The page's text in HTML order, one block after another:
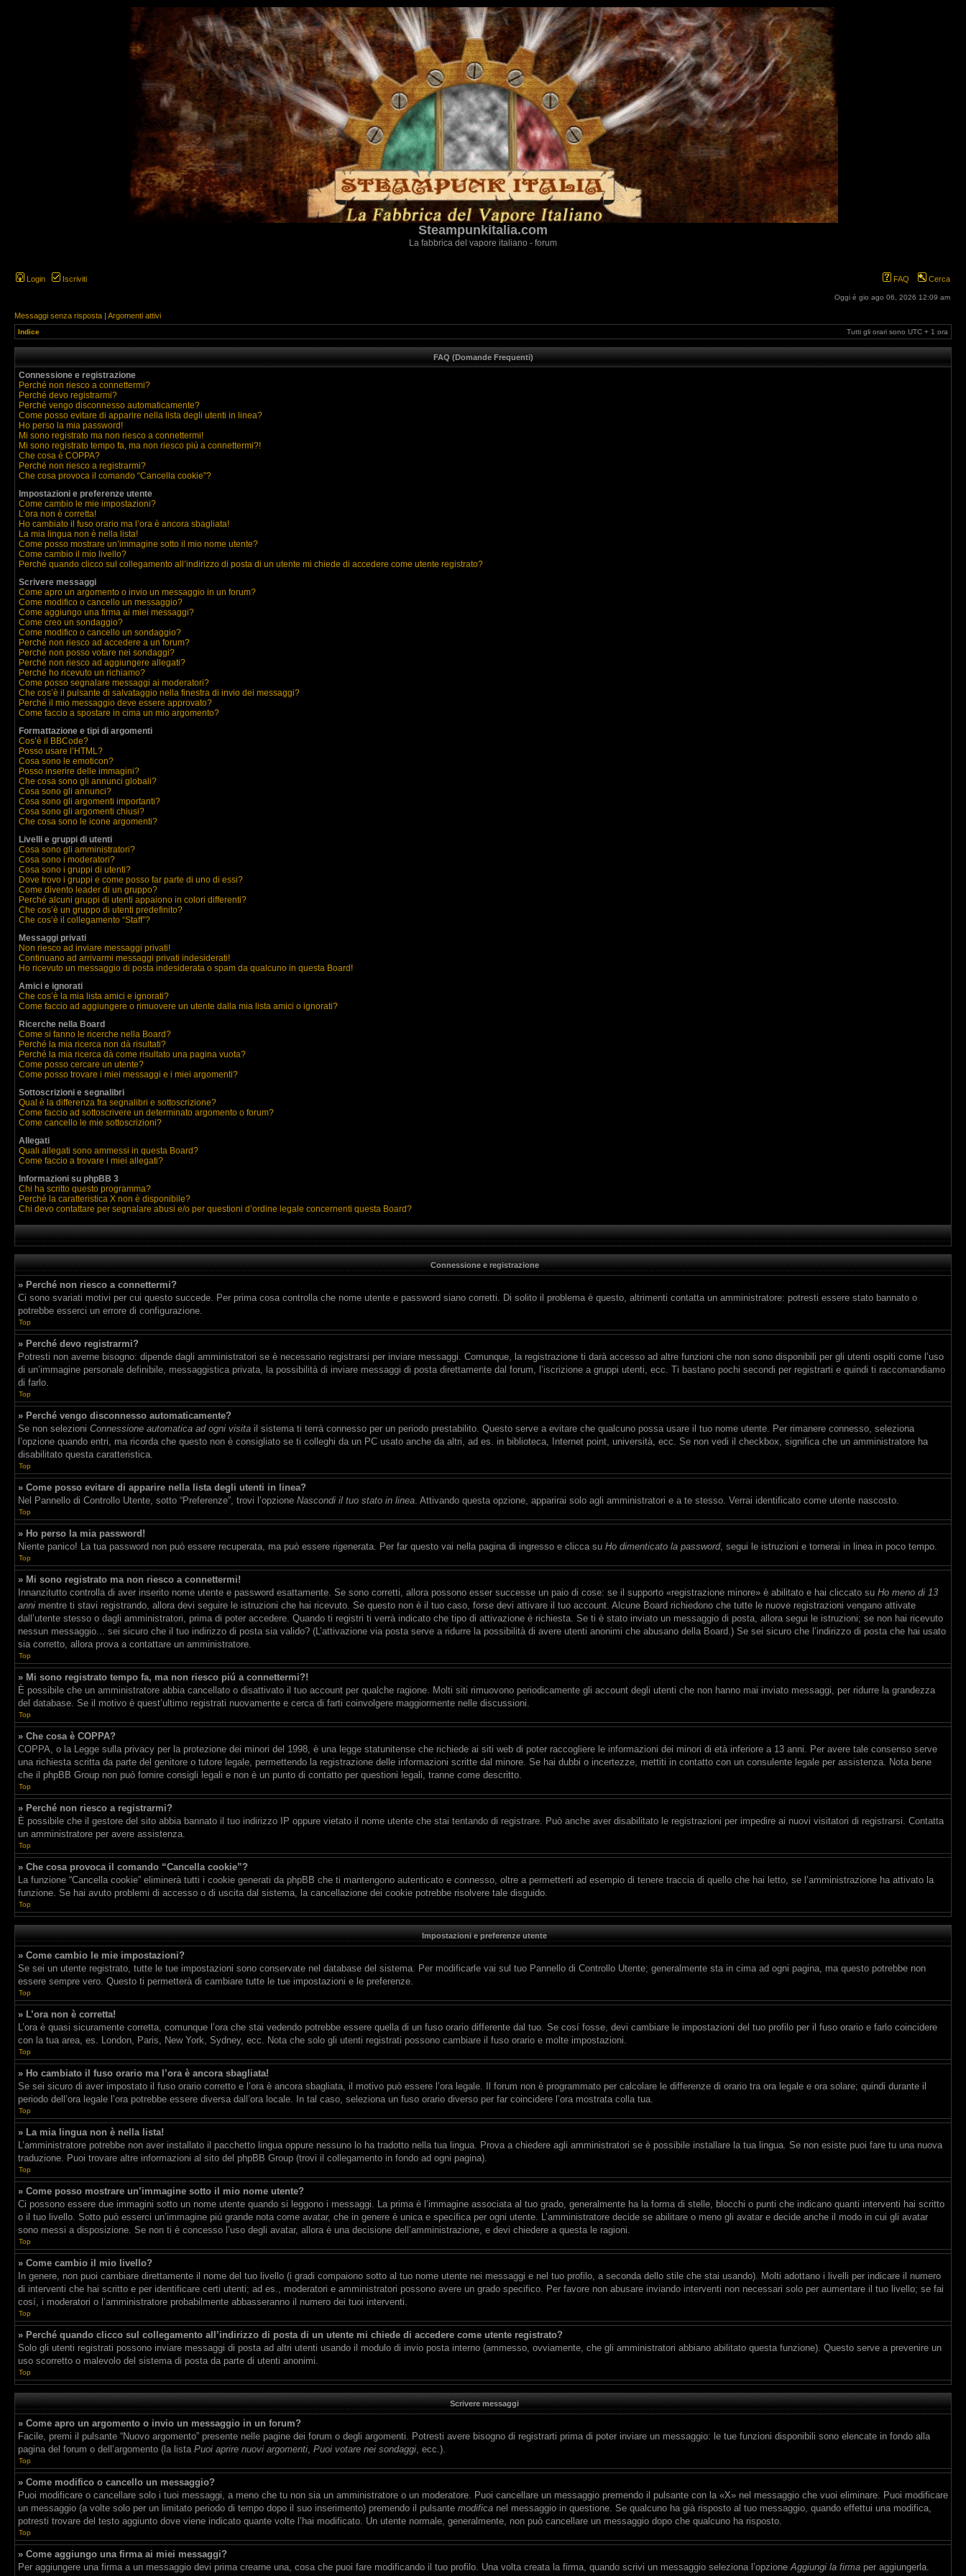
Steampunkitalia.com
La fabbrica del vapore italiano - forum
Login Iscriviti FAQ Cerca
Oggi è gio ago 06, 2026 12:09 am
Messaggi senza risposta | Argomenti attivi
Indice Tutti gli orari sono UTC + 1 ora
FAQ (Domande Frequenti)
Connessione e registrazione
Perché non riesco a connettermi?
Perché devo registrarmi?
Perché vengo disconnesso automaticamente?
Come posso evitare di apparire nella lista degli utenti in linea?
Ho perso la mia password!
Mi sono registrato ma non riesco a connettermi!
Mi sono registrato tempo fa, ma non riesco piú a connettermi?!
Che cosa è COPPA?
Perché non riesco a registrarmi?
Che cosa provoca il comando “Cancella cookie”?
Impostazioni e preferenze utente
Come cambio le mie impostazioni?
L’ora non è corretta!
Ho cambiato il fuso orario ma l’ora è ancora sbagliata!
La mia lingua non è nella lista!
Come posso mostrare un’immagine sotto il mio nome utente?
Come cambio il mio livello?
Perché quando clicco sul collegamento all’indirizzo di posta di un utente mi chiede di accedere come utente registrato?
Scrivere messaggi
Come apro un argomento o invio un messaggio in un forum?
Come modifico o cancello un messaggio?
Come aggiungo una firma ai miei messaggi?
Come creo un sondaggio?
Come modifico o cancello un sondaggio?
Perché non riesco ad accedere a un forum?
Perché non posso votare nei sondaggi?
Perché non riesco ad aggiungere allegati?
Perché ho ricevuto un richiamo?
Come posso segnalare messaggi ai moderatori?
Che cos’è il pulsante di salvataggio nella finestra di invio dei messaggi?
Perché il mio messaggio deve essere approvato?
Come faccio a spostare in cima un mio argomento?
Formattazione e tipi di argomenti
Cos’è il BBCode?
Posso usare l’HTML?
Cosa sono le emoticon?
Posso inserire delle immagini?
Che cosa sono gli annunci globali?
Cosa sono gli annunci?
Cosa sono gli argomenti importanti?
Cosa sono gli argomenti chiusi?
Che cosa sono le icone argomenti?
Livelli e gruppi di utenti
Cosa sono gli amministratori?
Cosa sono i moderatori?
Cosa sono i gruppi di utenti?
Dove trovo i gruppi e come posso far parte di uno di essi?
Come divento leader di un gruppo?
Perché alcuni gruppi di utenti appaiono in colori differenti?
Che cos’è un gruppo di utenti predefinito?
Che cos’è il collegamento “Staff”?
Messaggi privati
Non riesco ad inviare messaggi privati!
Continuano ad arrivarmi messaggi privati indesiderati!
Ho ricevuto un messaggio di posta indesiderata o spam da qualcuno in questa Board!
Amici e ignorati
Che cos’è la mia lista amici e ignorati?
Come faccio ad aggiungere o rimuovere un utente dalla mia lista amici o ignorati?
Ricerche nella Board
Come si fanno le ricerche nella Board?
Perché la mia ricerca non dà risultati?
Perché la mia ricerca dà come risultato una pagina vuota?
Come posso cercare un utente?
Come posso trovare i miei messaggi e i miei argomenti?
Sottoscrizioni e segnalibri
Qual è la differenza fra segnalibri e sottoscrizione?
Come faccio ad sottoscrivere un determinato argomento o forum?
Come cancello le mie sottoscrizioni?
Allegati
Quali allegati sono ammessi in questa Board?
Come faccio a trovare i miei allegati?
Informazioni su phpBB 3
Chi ha scritto questo programma?
Perché la caratteristica X non è disponibile?
Chi devo contattare per segnalare abusi e/o per questioni d’ordine legale concernenti questa Board?
Connessione e registrazione
» Perché non riesco a connettermi?
Ci sono svariati motivi per cui questo succede. Per prima cosa controlla che nome utente e password siano corretti. Di solito il problema è questo, altrimenti contatta un amministratore: potresti essere stato bannato o
potrebbe esserci un errore di configurazione.
Top
» Perché devo registrarmi?
Potresti non averne bisogno: dipende dagli amministratori se è necessario registrarsi per inviare messaggi. Comunque, la registrazione ti darà accesso ad altre funzioni che non sono disponibili per gli utenti ospiti come l’uso
di un’immagine personale definibile, messaggistica privata, la possibilità di inviare messaggi di posta direttamente dal forum, l’iscrizione a gruppi utenti, ecc. Ti bastano pochi secondi per registrarti e quindi ti raccomandiamo
di farlo.
Top
» Perché vengo disconnesso automaticamente?
Se non selezioni Connessione automatica ad ogni visita il sistema ti terrà connesso per un periodo prestabilito. Questo serve a evitare che qualcuno possa usare il tuo nome utente. Per rimanere connesso, seleziona
l’opzione quando entri, ma ricorda che questo non è consigliato se ti colleghi da un PC usato anche da altri, ad es. in biblioteca, Internet point, università, ecc. Se non vedi il checkbox, significa che un amministratore ha
disabilitato questa caratteristica.
Top
» Come posso evitare di apparire nella lista degli utenti in linea?
Nel Pannello di Controllo Utente, sotto “Preferenze”, trovi l’opzione Nascondi il tuo stato in linea. Attivando questa opzione, apparirai solo agli amministratori e a te stesso. Verrai identificato come utente nascosto.
Top
» Ho perso la mia password!
Niente panico! La tua password non può essere recuperata, ma può essere rigenerata. Per far questo vai nella pagina di ingresso e clicca su Ho dimenticato la password, segui le istruzioni e tornerai in linea in poco tempo.
Top
» Mi sono registrato ma non riesco a connettermi!
Innanzitutto controlla di aver inserito nome utente e password esattamente. Se sono corretti, allora possono esser successe un paio di cose: se il supporto «registrazione minore» è abilitato e hai cliccato su Ho meno di 13
anni mentre ti stavi registrando, allora devi seguire le istruzioni che hai ricevuto. Se questo non è il tuo caso, forse devi attivare il tuo account. Alcune Board richiedono che tutte le nuove registrazioni vengano attivate
dall’utente stesso o dagli amministratori, prima di poter accedere. Quando ti registri ti verrà indicato che tipo di attivazione è richiesta. Se ti è stato inviato un messaggio di posta, allora segui le istruzioni; se non hai ricevuto
nessun messaggio... sei sicuro che il tuo indirizzo di posta sia valido? (L’attivazione via posta serve a ridurre la possibilità di avere utenti anonimi che abusano della Board.) Se sei sicuro che l’indirizzo di posta che hai usato
sia corretto, allora prova a contattare un amministratore.
Top
» Mi sono registrato tempo fa, ma non riesco piú a connettermi?!
È possibile che un amministratore abbia cancellato o disattivato il tuo account per qualche ragione. Molti siti rimuovono periodicamente gli account degli utenti che non hanno mai inviato messaggi, per ridurre la grandezza
del database. Se il motivo è quest’ultimo registrati nuovamente e cerca di farti coinvolgere maggiormente nelle discussioni.
Top
» Che cosa è COPPA?
COPPA, o la Legge sulla privacy per la protezione dei minori del 1998, è una legge statunitense che richiede ai siti web di poter raccogliere le informazioni dei minori di età inferiore a 13 anni. Per avere tale consenso serve
una richiesta scritta da parte del genitore o tutore legale, permettendo la registrazione delle informazioni scritte dal minore. Se hai dubbi o incertezze, mettiti in contatto con un consulente legale per assistenza. Nota bene
che il phpBB Group non può fornire consigli legali e non è un punto di contatto per questioni legali, tranne come descritto.
Top
» Perché non riesco a registrarmi?
È possibile che il gestore del sito abbia bannato il tuo indirizzo IP oppure vietato il nome utente che stai tentando di registrare. Può anche aver disabilitato le registrazioni per impedire ai nuovi visitatori di registrarsi. Contatta
un amministratore per avere assistenza.
Top
» Che cosa provoca il comando “Cancella cookie”?
La funzione “Cancella cookie” eliminerà tutti i cookie generati da phpBB che ti mantengono autenticato e connesso, oltre a permetterti ad esempio di tenere traccia di quello che hai letto, se l’amministrazione ha attivato la
funzione. Se hai avuto problemi di accesso o di uscita dal sistema, la cancellazione dei cookie potrebbe risolvere tale disguido.
Top
Impostazioni e preferenze utente
» Come cambio le mie impostazioni?
Se sei un utente registrato, tutte le tue impostazioni sono conservate nel database del sistema. Per modificarle vai sul tuo Pannello di Controllo Utente; generalmente sta in cima ad ogni pagina, ma questo potrebbe non
essere sempre vero. Questo ti permetterà di cambiare tutte le tue impostazioni e le preferenze.
Top
» L’ora non è corretta!
L’ora è quasi sicuramente corretta, comunque l’ora che stai vedendo potrebbe essere quella di un fuso orario differente dal tuo. Se cosí fosse, devi cambiare le impostazioni del tuo profilo per il fuso orario e farlo coincidere
con la tua area, es. London, Paris, New York, Sydney, ecc. Nota che solo gli utenti registrati possono cambiare il fuso orario e molte impostazioni.
Top
» Ho cambiato il fuso orario ma l’ora è ancora sbagliata!
Se sei sicuro di aver impostato il fuso orario corretto e l’ora è ancora sbagliata, il motivo può essere l’ora legale. Il forum non è programmato per calcolare le differenze di orario tra ora legale e ora solare; quindi durante il
periodo dell’ora legale l’ora potrebbe essere diversa dall’ora locale. In tal caso, seleziona un fuso orario diverso per far coincidere l’ora mostrata colla tua.
Top
» La mia lingua non è nella lista!
L’amministratore potrebbe non aver installato il pacchetto lingua oppure nessuno lo ha tradotto nella tua lingua. Prova a chiedere agli amministratori se è possibile installare la tua lingua. Se non esiste puoi fare tu una nuova
traduzione. Puoi trovare altre informazioni al sito del phpBB Group (trovi il collegamento in fondo ad ogni pagina).
Top
» Come posso mostrare un’immagine sotto il mio nome utente?
Ci possono essere due immagini sotto un nome utente quando si leggono i messaggi. La prima è l’immagine associata al tuo grado, generalmente ha la forma di stelle, blocchi o punti che indicano quanti interventi hai scritto
o il tuo livello. Sotto può esserci un’immagine piú grande nota come avatar, che in genere è unica e specifica per ogni utente. L’amministratore decide se abilitare o meno gli avatar e decide anche il modo in cui gli avatar
sono messi a disposizione. Se non ti è concesso l’uso degli avatar, allora è una decisione dell’amministrazione, e devi chiedere a questa le ragioni.
Top
» Come cambio il mio livello?
In genere, non puoi cambiare direttamente il nome del tuo livello (i gradi compaiono sotto al tuo nome utente nei messaggi e nel tuo profilo, a seconda dello stile che stai usando). Molti adottano i livelli per indicare il numero
di interventi che hai scritto e per identificare certi utenti; ad es., moderatori e amministratori possono avere un grado specifico. Per favore non abusare inviando interventi non necessari solo per aumentare il tuo livello; se fai
cosí, i moderatori o l’amministratore probabilmente abbasseranno il numero dei tuoi interventi.
Top
» Perché quando clicco sul collegamento all’indirizzo di posta di un utente mi chiede di accedere come utente registrato?
Solo gli utenti registrati possono inviare messaggi di posta ad altri utenti usando il modulo di invio posta interno (ammesso, ovviamente, che gli amministratori abbiano abilitato questa funzione). Questo serve a prevenire un
uso scorretto o malevolo del sistema di posta da parte di utenti anonimi.
Top
Scrivere messaggi
» Come apro un argomento o invio un messaggio in un forum?
Facile, premi il pulsante “Nuovo argomento” presente nelle pagine dei forum o degli argomenti. Potresti avere bisogno di registrarti prima di poter inviare un messaggio: le tue funzioni disponibili sono elencate in fondo alla
pagina del forum o dell’argomento (la lista Puoi aprire nuovi argomenti, Puoi votare nei sondaggi, ecc.).
Top
» Come modifico o cancello un messaggio?
Puoi modificare o cancellare solo i tuoi messaggi, a meno che tu non sia un amministratore o un moderatore. Puoi cancellare un messaggio premendo il pulsante con la «X» nel messaggio che vuoi eliminare. Puoi modificare
un messaggio (a volte solo per un limitato periodo di tempo dopo il suo inserimento) premendo il pulsante modifica nel messaggio in questione. Se qualcuno ha già risposto al tuo messaggio, quando effettui una modifica,
potresti trovare del testo aggiunto dove viene indicato quante volte l’hai modificato. Un utente normale, generalmente, non può cancellare un messaggio dopo che qualcuno ha risposto.
Top
» Come aggiungo una firma ai miei messaggi?
Per aggiungere una firma a un messaggio devi prima crearne una, cosa che puoi fare modificando il tuo profilo. Una volta creata la firma, quando scrivi un messaggio seleziona l’opzioneAggiungi la firma per aggiungerla.